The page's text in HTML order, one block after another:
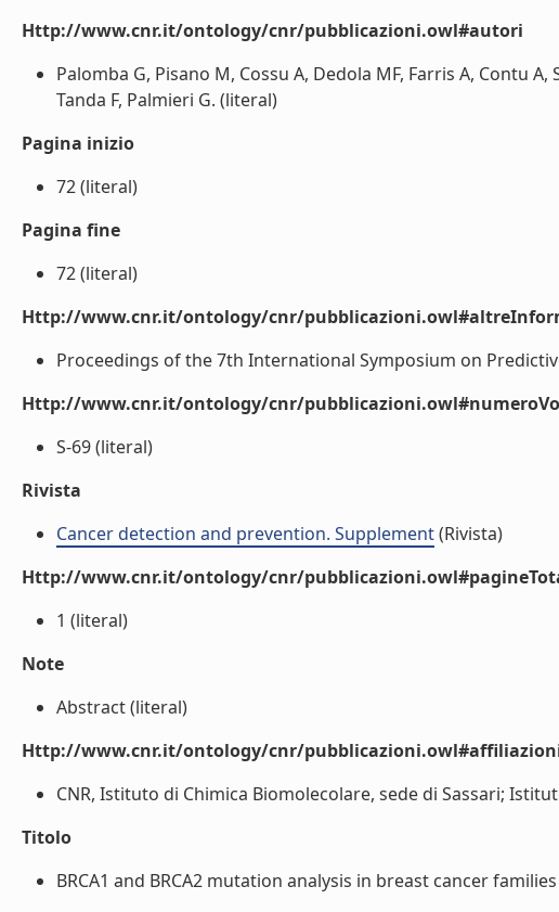
Http://www.cnr.it/ontology/cnr/pubblicazioni.owl#autori
Palomba G, Pisano M, Cossu A, Dedola MF, Farris A, Contu
Tanda F, Palmieri G. (literal)
Pagina inizio
72 (literal)
Pagina fine
72 (literal)
Http://www.cnr.it/ontology/cnr/
Proceedings of the 7th International Symposium on
Http://www.cnr.it/ontology/cnr/
S-69 (literal)
Rivista
Cancer detection and prevention. Supplement(Rivista)
Http://www.cnr.it/ontology/cnr/
1 (literal)
Note
Abstract (literal)
Http://www.cnr.it/ontology/cnr/
CNR, Istituto di Chimica Biomolecolare, sede di Sassari;
Titolo
BRCA1 and BRCA2 mutation analysis in breast cancer